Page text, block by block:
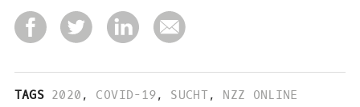
TAGS 2020 , COVID-19, SUCHT, NZZ ONLINE